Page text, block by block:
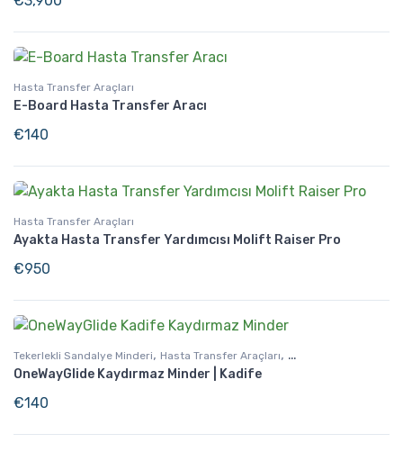
Hasta Transfer Araçları
E-Board Hasta Transfer Aracı
€140
Hasta Transfer Araçları
Ayakta Hasta Transfer Yardımcısı Molift Raiser Pro
€950
Tekerlekli Sandalye Minderi, Hasta Transfer Araçları,
Günlük Yaşam Destek
OneWayGlide Kaydırmaz Minder | Kadife
€140